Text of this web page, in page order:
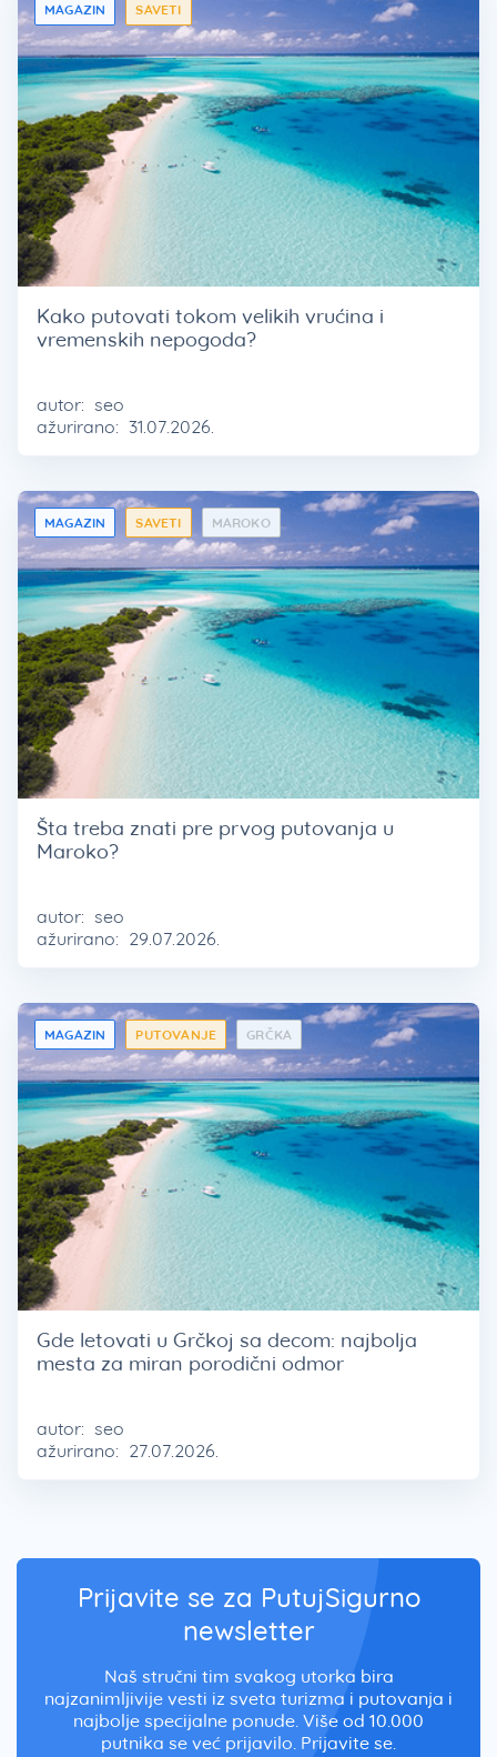
MAGAZIN SAVETI
Kako putovati tokom velikih vrućina i
vremenskih nepogoda?
autor: seo
ažurirano: 31.07.2026.
MAGAZIN SAVETI MAROKO
Šta treba znati pre prvog putovanja u
Maroko?
autor: seo
ažurirano: 29.07.2026.
MAGAZIN PUTOVANJE GRČKA
Gde letovati u Grčkoj sa decom: najbolja
mesta za miran porodični odmor
autor: seo
ažurirano: 27.07.2026.
Prijavite se za PutujSigurno
newsletter
Naš stručni tim svakog utorka bira
najzanimljivije vesti iz sveta turizma i putovanja i
najbolje specijalne ponude. Više od 10.000
putnika se već prijavilo. Prijavite se.